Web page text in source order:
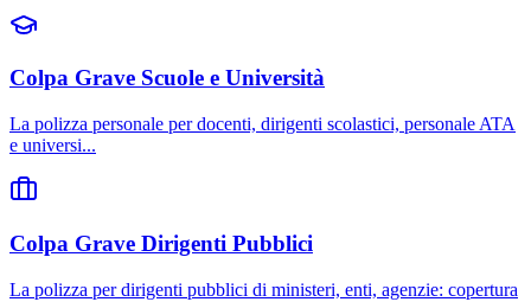
Colpa Grave Scuole e Università
La polizza personale per docenti, dirigenti scolastici, personale ATA
e universi...
Colpa Grave Dirigenti Pubblici
La polizza per dirigenti pubblici di ministeri, enti, agenzie: copertura